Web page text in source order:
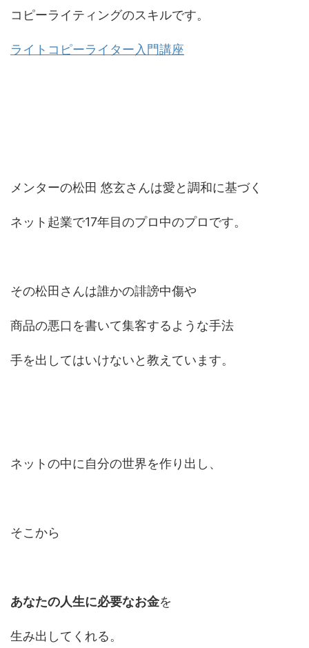
コピーライティングのスキルです。
ライトコピーライター入門講座
メンターの松田 悠玄さんは愛と調和に基づく
ネット起業で17年目のプロ中のプロです。
その松田さんは誰かの誹謗中傷や
商品の悪口を書いて集客するような手法
手を出してはいけないと教えています。
ネットの中に自分の世界を作り出し、
そこから
あなたの人生に必要なお金を
生み出してくれる。